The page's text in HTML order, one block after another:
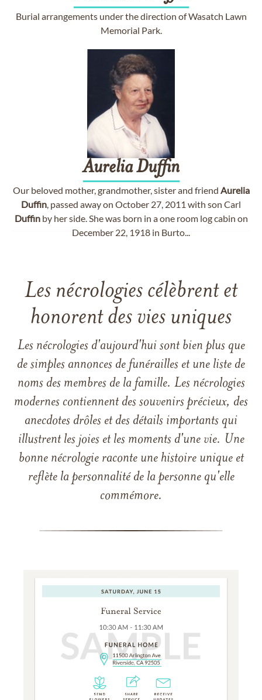
Burial arrangements under the direction of Wasatch Lawn
Memorial Park.
Aurelia Duffin
Our beloved mother, grandmother, sister and friend Aurelia
Duffin, passed away on October 27, 2011 with son Carl
Duffinby her side. She was born in a one room log cabin on
December 22, 1918 in Burto...
Les nécrologies célèbrent et
honorent des vies uniques
Les nécrologies d'aujourd'hui sont bien plus que
de simples annonces de funérailles et une liste de
noms des membres de la famille. Les nécrologies
modernes contiennent des souvenirs précieux, des
anecdotes drôles et des détails importants qui
illustrent les joies et les moments d'une vie. Une
bonne nécrologie raconte une histoire unique et
reflète la personnalité de la personne qu'elle
commémore.